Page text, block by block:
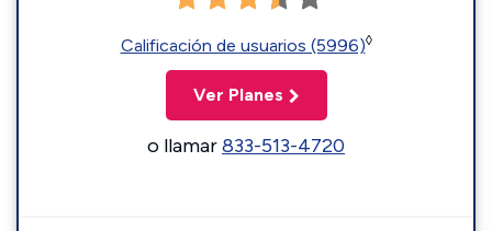
Calificación de usuarios (5996)◊
Ver Planes
o llamar833-513-4720